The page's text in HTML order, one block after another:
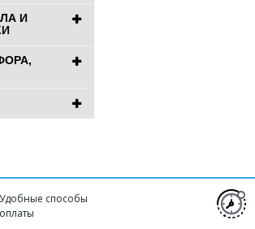
И
Удобные способы
оплаты